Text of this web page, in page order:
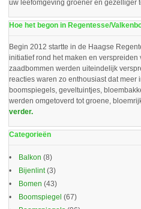
uw leefomgeving groener en gezelliger
Hoe het begon in Regentesse/
Begin 2012 startte in de Haagse
initiatief rond het maken en
zaadbommen werden uiteindelijk
reacties waren zo enthousiast dat meer
boomspiegels, geveltuintjes,
werden omgetoverd tot groene,
verder.
Categorieën
Balkon (8)
Bijenlint(3)
Bomen (43)
Boomspiegel (67)